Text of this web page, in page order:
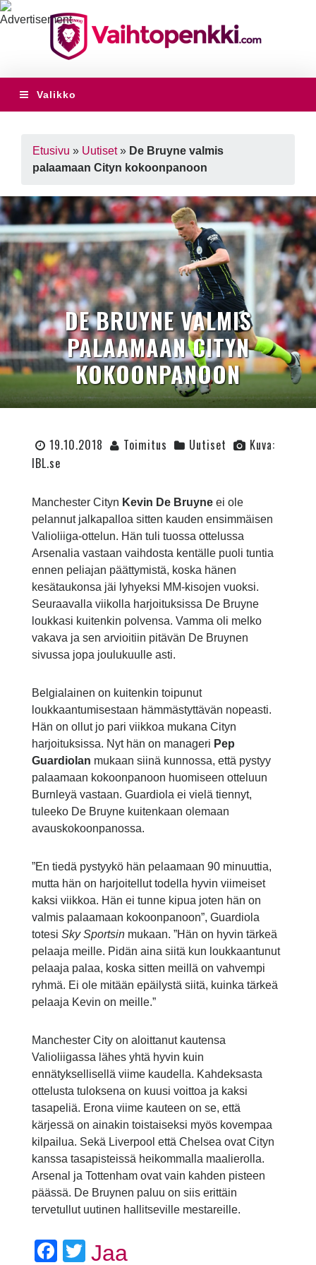
Valikko
Etusivu » Uutiset» De Bruyne valmis
palaamaan Cityn kokoonpanoon
DE BRUYNE VALMIS
PALAAMAAN CITYN
KOKOONPANOON
19.10.2018 Toimitus Uutiset
Kuva:
IBL.se
Manchester Cityn Kevin De Bruyneei ole
pelannut jalkapalloa sitten kauden ensimmäisen
Valioliiga-ottelun. Hän tuli tuossa ottelussa
Arsenalia vastaan vaihdosta kentälle puoli tuntia
ennen peliajan päättymistä, koska hänen
kesätaukonsa jäi lyhyeksi MM-kisojen vuoksi.
Seuraavalla viikolla harjoituksissa De Bruyne
loukkasi kuitenkin polvensa. Vamma oli melko
vakava ja sen arvioitiin pitävän De Bruynen
sivussa jopa joulukuulle asti.
Belgialainen on kuitenkin toipunut
loukkaantumisestaan hämmästyttävän nopeasti.
Hän on ollut jo pari viikkoa mukana Cityn
harjoituksissa. Nyt hän on manageri Pep
Guardiolan mukaan siinä kunnossa, että pystyy
palaamaan kokoonpanoon huomiseen otteluun
Burnleyä vastaan. Guardiola ei vielä tiennyt,
tuleeko De Bruyne kuitenkaan olemaan
avauskokoonpanossa.
”En tiedä pystyykö hän pelaamaan 90 minuuttia,
mutta hän on harjoitellut todella hyvin viimeiset
kaksi viikkoa. Hän ei tunne kipua joten hän on
valmis palaamaan kokoonpanoon”, Guardiola
totesi Sky Sportsinmukaan. ”Hän on hyvin tärkeä
pelaaja meille. Pidän aina siitä kun loukkaantunut
pelaaja palaa, koska sitten meillä on vahvempi
ryhmä. Ei ole mitään epäilystä siitä, kuinka tärkeä
pelaaja Kevin on meille.”
Manchester City on aloittanut kautensa
Valioliigassa lähes yhtä hyvin kuin
ennätyksellisellä viime kaudella. Kahdeksasta
ottelusta tuloksena on kuusi voittoa ja kaksi
tasapeliä. Erona viime kauteen on se, että
kärjessä on ainakin toistaiseksi myös kovempaa
kilpailua. Sekä Liverpool että Chelsea ovat Cityn
kanssa tasapisteissä heikommalla maalierolla.
Arsenal ja Tottenham ovat vain kahden pisteen
päässä. De Bruynen paluu on siis erittäin
tervetullut uutinen hallitseville mestareille.
Facebook
Twitter
Jaa